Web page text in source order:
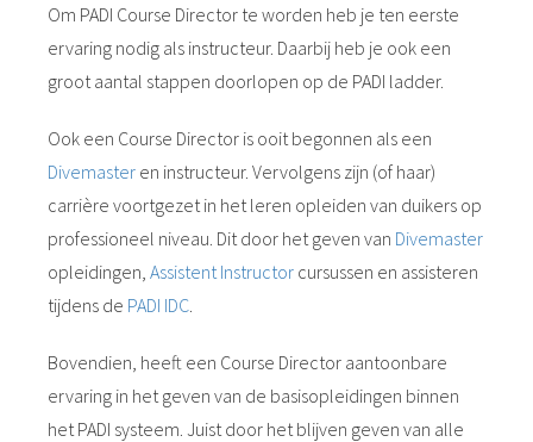
Om PADI Course Director te worden heb je ten eerste
ervaring nodig als instructeur. Daarbij heb je ook een
groot aantal stappen doorlopen op de PADI ladder.
Ook een Course Director is ooit begonnen als een
Divemaster en instructeur. Vervolgens zijn (of haar)
carrière voortgezet in het leren opleiden van duikers op
professioneel niveau. Dit door het geven van Divemaster
opleidingen, Assistent Instructor cursussen en assisteren
tijdens de PADI IDC
Bovendien, heeft een Course Director aantoonbare
ervaring in het geven van de basisopleidingen binnen
het PADI systeem. Juist door het blijven geven van alle